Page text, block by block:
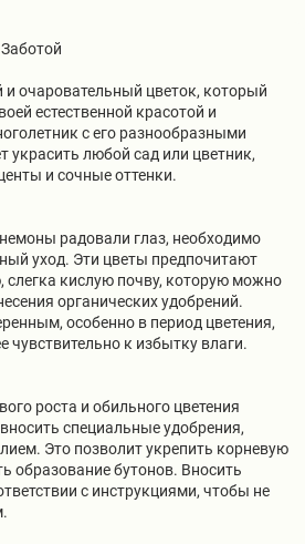
очаровательный цветок, который
естественной красотой и
с его разнообразными
украсить любой сад или цветник,
и сочные оттенки.
радовали глаз, необходимо
уход. Эти цветы предпочитают
кислую почву, которую можно
органических удобрений.
особенно в период цветения,
чувствительно к избытку влаги.
роста и обильного цветения
специальные удобрения,
Это позволит укрепить корневую
образование бутонов. Вносить
с инструкциями, чтобы не